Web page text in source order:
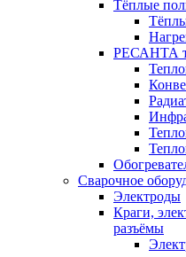
Тёплые
РЕСАНТА
Сварочное
Электроды
Краги,
разъёмы